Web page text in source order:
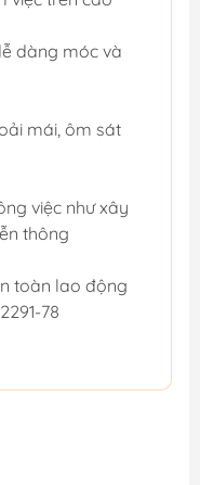
dàng móc và
mái, ôm sát
việc như xây
thông
toàn lao động
78